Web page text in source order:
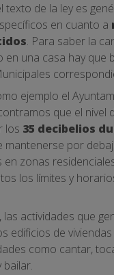
texto de la ley es
en cuanto a
. Para saber la
en una casa hay que
ejemplo el
que el nivel
los 35 decibelios
mantenerse por
zonas
los límites y
las actividades que
edificios de
como cantar,